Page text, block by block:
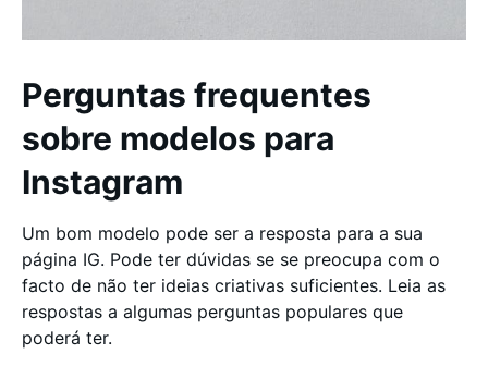
Perguntas frequentes
sobre modelos para
Instagram
Um bom modelo pode ser a resposta para a sua
página IG. Pode ter dúvidas se se preocupa com o
facto de não ter ideias criativas suficientes. Leia as
respostas a algumas perguntas populares que
poderá ter.